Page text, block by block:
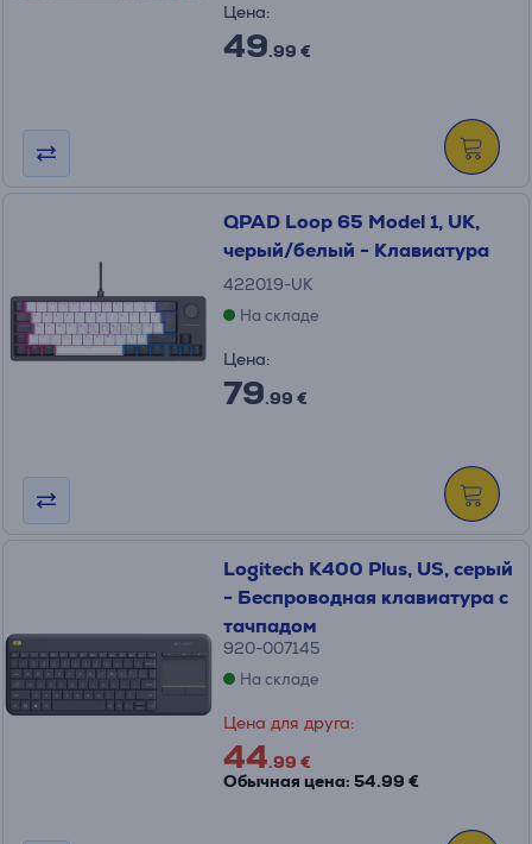
Цена:
49.99 €
QPAD Loop 65 Model 1, UK,
черый/белый - Клавиатура
422019-UK
На складе
Цена:
79.99 €
Logitech K400 Plus, US, серый
- Беспроводная клавиатура с
тачпадом
920-007145
На складе
Цена для друга:
44.99 €
Обычная цена: 54.99 €